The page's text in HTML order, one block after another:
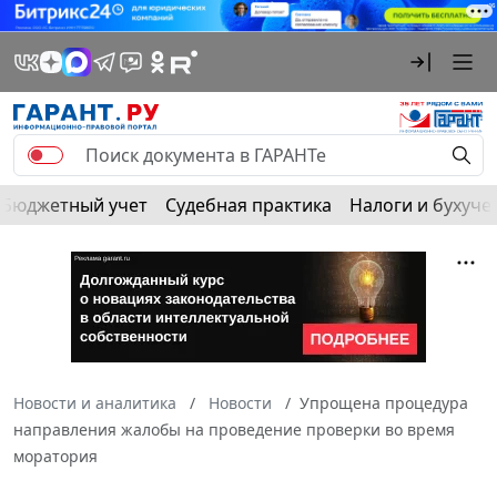
Бюджетный учет Судебная практика Налоги и
Новости и аналитика Новости
Упрощена процедура
направления жалобы на проведение проверки во время
моратория